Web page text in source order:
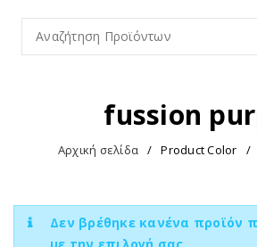
fussion
Αρχική σελίδα / Product Color /
Δεν βρέθηκε κανένα προϊόν